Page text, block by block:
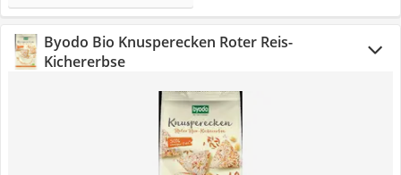
Byodo Bio Knusperecken Roter Reis-
Kichererbse